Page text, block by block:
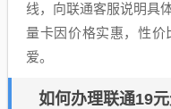
线，向联通客服说明具
量卡因价格实惠，性
爱。
如何办理联通19